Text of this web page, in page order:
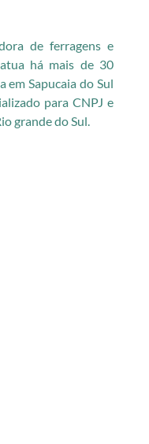
de ferragens e
há mais de 30
em Sapucaia do Sul
para CNPJ e
grande do Sul.